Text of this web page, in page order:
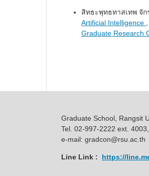
สิทธะพุทธทาสเทพ จั
Artificial Intelligence
Graduate Research
Graduate School, Rangsit
Tel. 02-997-2222 ext.
e-mail: gradcon@rsu.ac.th
Line Link : https://